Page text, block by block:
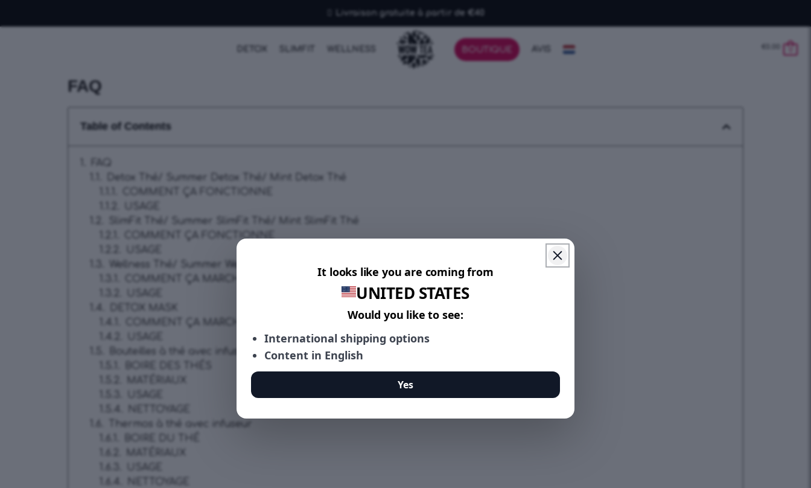
Livraison gratuite à partir de €40
DETOX
FAQ
Table of Contents
Detox Thé/ Summer Detox Thé/ Mint Detox Thé
COMMENT ÇA FONCTIONNE
SlimFit Thé/ Summer SlimFit Thé/ Mint SlimFit Thé
COMMENT ÇA FONCTIONNE
Wellness Thé/ Summer Wellness Thé
COMMENT ÇA MARCHE ?
DETOX MASK
COMMENT ÇA MARCHE ?
Bouteilles à thé avec infuseur
MATÉRIAUX
Thermos à thé avec infuseur
MATÉRIAUX